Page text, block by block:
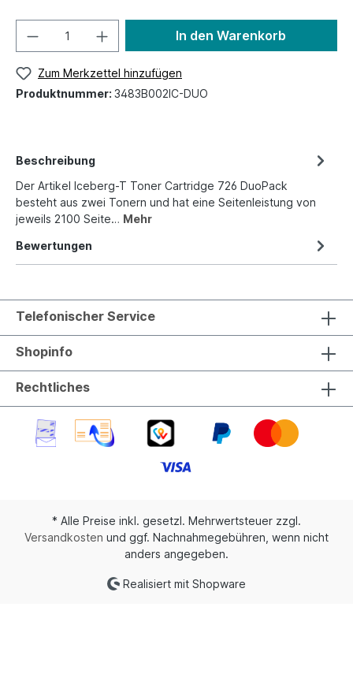
In den Warenkorb
Zum Merkzettel hinzufügen
Produktnummer: 3483B002IC-DUO
Beschreibung
Der Artikel Iceberg-T Toner Cartridge 726 DuoPack
besteht aus zwei Tonern und hat eine Seitenleistung von
jeweils 2100 Seite… Mehr
Bewertungen
Telefonischer Service
Shopinfo
Rechtliches
* Alle Preise inkl. gesetzl. Mehrwertsteuer zzgl.
Versandkosten und ggf. Nachnahmegebühren, wenn nicht
anders angegeben.
Realisiert mit Shopware